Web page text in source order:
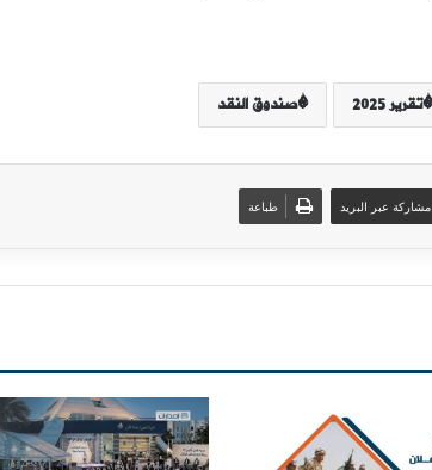
تقرير 2025 صندوق النقد
مشاركة عبر البريد طباعة